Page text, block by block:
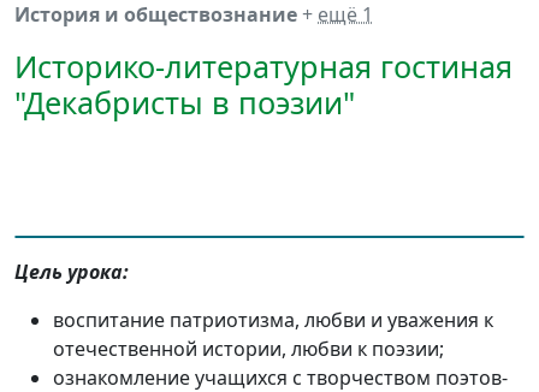
История и обществознание+ ещё 1
Историко-литературная гостиная
"Декабристы в поэзии"
Цель урока:
воспитание патриотизма, любви и уважения к
отечественной истории, любви к поэзии;
ознакомление учащихся с творчеством поэтов-